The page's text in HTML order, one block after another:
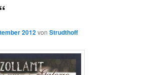
2012vonStrudthoff